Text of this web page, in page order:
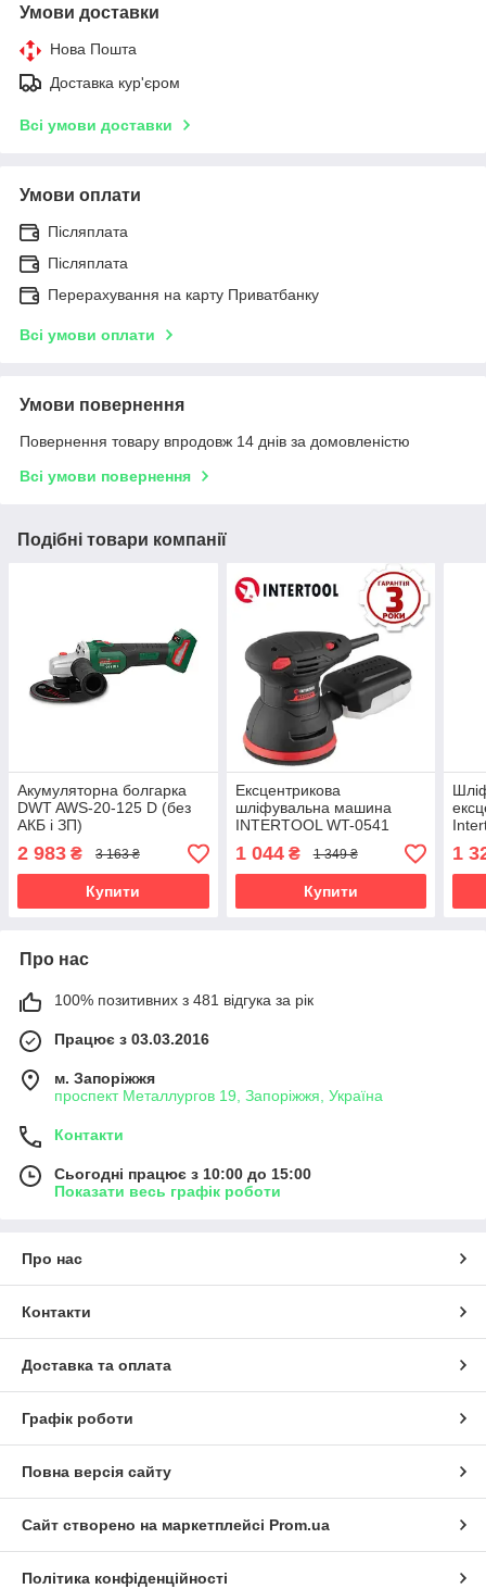
Умови доставки
Нова Пошта
Доставка кур'єром
Всі умови доставки
Умови оплати
Післяплата
Післяплата
Перерахування на карту Приватбанку
Всі умови оплати
Умови повернення
Повернення товару впродовж 14 днів за домовленістю
Всі умови повернення
Подібні товари компанії
Акумуляторна болгарка
DWT AWS-20-125 D (без
АКБ і ЗП)
2 983 ₴ 3 163 ₴
Купити
Ексцентрикова
шліфувальна машина
INTERTOOL WT-0541
1 044₴ 1 349 ₴
Купити
мм)
1
Про нас
100% позитивних з 481 відгука за рік
Працює з 03.03.2016
м. Запоріжжя
проспект Металлургов 19, Запоріжжя, Україна
Контакти
Сьогодні працює з 10:00 до 15:00
Показати весь графік роботи
Про нас
Контакти
Доставка та оплата
Графік роботи
Повна версія сайту
Сайт створено на маркетплейсі Prom.ua
Політика конфіденційності